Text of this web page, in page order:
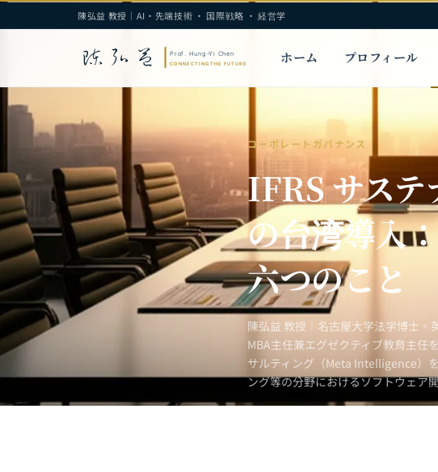
陳弘益 教授｜AI・先端技術 · 国際戦略 · 経営学
ホーム プロフィール
コーポレートガバナンス
IFRS サステ
の台湾導入
六つのこと
陳弘益 教授｜名古屋大学法学博士。
MBA主任兼エグゼクティブ教育主任
サルティング（Meta Intelligence）
ング等の分野におけるソフトウェア